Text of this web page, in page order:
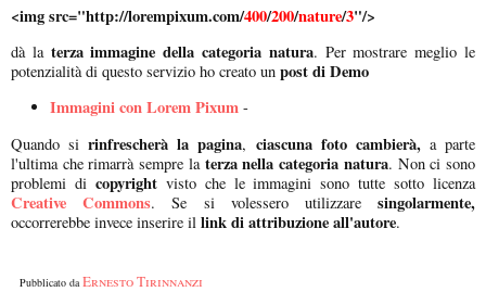
<img src="http://lorempixum.com/400/200/nature/3"/>
dà la terza immagine della categoria natura. Per mostrare meglio le
potenzialità di questo servizio ho creato un post di Demo
Immagini con Lorem Pixum -
Quando sirinfrescherà la pagina, ciascuna foto cambierà, a parte
l'ultima che rimarrà sempre la terza nella categoria natura. Non ci sono
problemi di copyrightvisto che le immagini sono tutte sotto licenza
Creative Commons. Se si volessero utilizzaresingolarmente,
occorrerebbe invece inserire il link di attribuzione all'autore.
Pubblicato da Ernesto Tirinnanzi